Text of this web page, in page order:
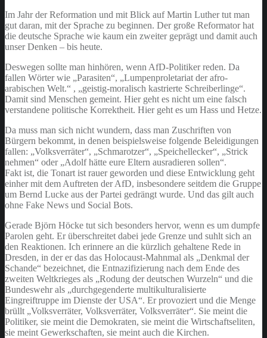
Im Jahr der Reformation und mit Blick auf Martin Luther tut man
gut daran, mit der Sprache zu beginnen. Der große Reformator hat
die deutsche Sprache wie kaum ein zweiter geprägt und damit auch
unser Denken – bis heute.
Deswegen sollte man hinhören, wenn AfD-Politiker reden. Da
fallen Wörter wie „Parasiten“, „Lumpenproletariat der afro-
arabischen Welt.“ , „geistig-moralisch kastrierte Schreiberlinge“.
Damit sind Menschen gemeint. Hier geht es nicht um eine falsch
verstandene politische Korrektheit. Hier geht es um Hass und Hetze.
Da muss man sich nicht wundern, dass man Zuschriften von
Bürgern bekommt, in denen beispielsweise folgende Beleidigungen
fallen: „Volksverräter“, „Schmarotzer“, „Speichellecker“, „Strick
nehmen“ oder „Adolf hätte eure Eltern ausradieren sollen“.
Fakt ist, die Tonart ist rauer geworden und diese Entwicklung geht
einher mit dem Auftreten der AfD, insbesondere seitdem die Gruppe
um Bernd Lucke aus der Partei gedrängt wurde. Und das gilt auch
ohne Fake News und Social Bots.
Gerade Björn Höcke tut sich besonders hervor, wenn es um dumpfe
Parolen geht. Er überschreitet dabei jede Grenze und suhlt sich an
den Reaktionen. Ich erinnere an die kürzlich gehaltene Rede in
Dresden, in der er das das Holocaust-Mahnmal als „Denkmal der
Schande“ bezeichnet, die Entnazifizierung nach dem Ende des
zweiten Weltkrieges als „Rodung der deutschen Wurzeln“ und die
Bundeswehr als „durchgegenderte multikulturalisierte
Eingreiftruppe im Dienste der USA“. Er provoziert und die Menge
brüllt „Volksverräter, Volksverräter, Volksverräter“. Sie meint die
Politiker, sie meint die Demokraten, sie meint die Wirtschaftseliten,
sie meint Gewerkschaften, sie meint auch die Kirchen.